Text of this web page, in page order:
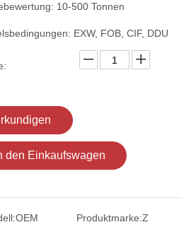
10-500 Tonnen
EXW, FOB, CIF, DDU
den Einkaufswagen
OEM Produktmarke:Z